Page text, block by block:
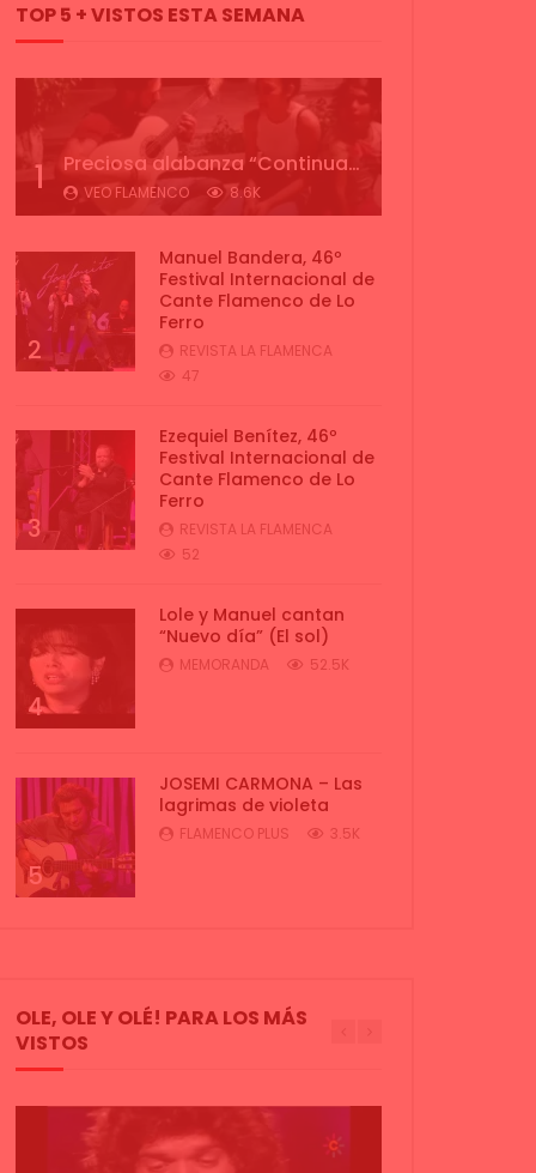
TOP 5 + VISTOS ESTA SEMANA
1 Preciosa alabanza “Continua” cantada por ALBA CORTES acompañada de IVAN a la guitarra | VEOFLAMENCO
VEO FLAMENCO 8.6K
2
Manuel Bandera, 46º
Festival Internacional de
Cante Flamenco de Lo
Ferro
REVISTA LA FLAMENCA
47
3
Ezequiel Benítez, 46º
Festival Internacional de
Cante Flamenco de Lo
Ferro
REVISTA LA FLAMENCA
52
4
Lole y Manuel cantan
“Nuevo día” (El sol)
MEMORANDA 52.5K
5
JOSEMI CARMONA – Las
lagrimas de violeta
FLAMENCO PLUS 3.5K
OLE, OLE Y OLÉ! PARA LOS MÁS
VISTOS